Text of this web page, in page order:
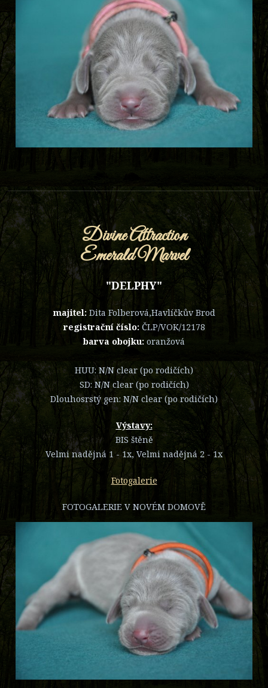
Divine Attraction
Emerald Marvel
"DELPHY"
majitel: Dita Folberová,Havlíčkův Brod
registrační číslo: ČLP/VOK/12178
barva obojku: oranžová
HUU: N/N clear (po rodičích)
SD: N/N clear (po rodičích)
Dlouhosrstý gen: N/N clear (po rodičích)
Výstavy:
BIS štěně
Velmi nadějná 1 - 1x, Velmi nadějná 2 - 1x
Fotogalerie
FOTOGALERIE V NOVÉM DOMOVĚ